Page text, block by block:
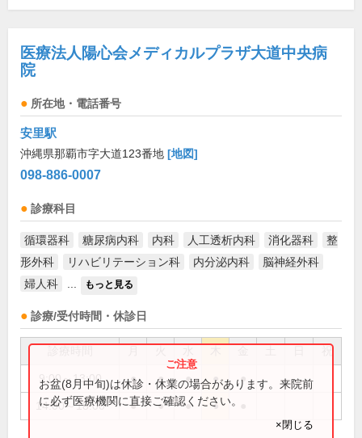
医療法人陽心会メディカルプラザ大道中央病
院
所在地・電話番号
安里駅
沖縄県那覇市字大道123番地 [地図]
098-886-0007
診療科目
循環器科 糖尿病内科 内科 人工透析内科 消化器科
整
形外科
リハビリテーション科 内分泌内科
脳神経外科
婦人科
もっと見る
診療/受付時間・休診日
祝
9:00～13:00 ● ● ● ● ●
14:00～18:00 ● ● ● ●
お盆(8月中旬)は休診・休業の場合があります。来院前
に必ず医療機関に直接ご確認ください。
×閉じる